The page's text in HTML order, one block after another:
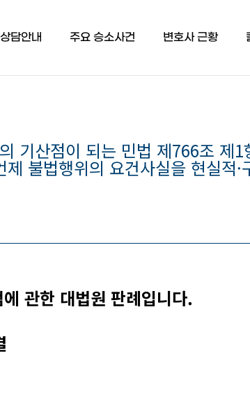
상담안내 주요 승소사건 변호사 근황
기산점이 되는 민법 제766조 제1
불법행위의 요건사실을 현실적·
관한 대법원 판례입니다.